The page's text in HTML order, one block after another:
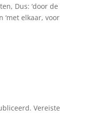
Dus: ‘door de
‘met elkaar, voor
Vereiste